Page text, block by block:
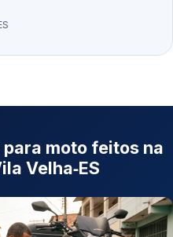
moto feitos na
Velha‑ES